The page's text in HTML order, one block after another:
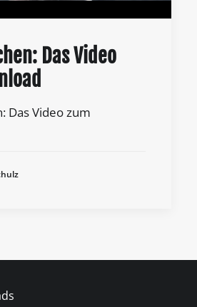
Das Video
Das Video zum